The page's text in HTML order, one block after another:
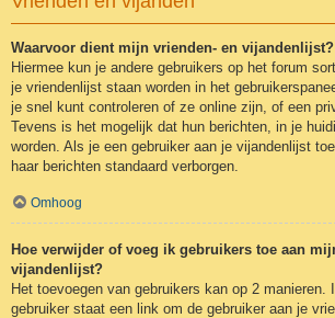
Waarvoor dient mijn vrienden- en vijandenlijst?
Hiermee kun je andere gebruikers op het forum
je vriendenlijst staan worden in het
je snel kunt controleren of ze online zijn, of een
Tevens is het mogelijk dat hun berichten, in je
worden. Als je een gebruiker aan je vijandenlijst
haar berichten standaard verborgen.
Omhoog
Hoe verwijder of voeg ik gebruikers toe aan
vijandenlijst?
Het toevoegen van gebruikers kan op 2 manieren.
gebruiker staat een link om de gebruiker aan je